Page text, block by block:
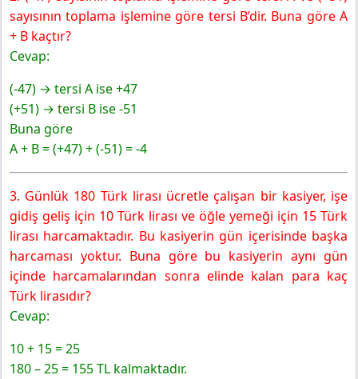
sayısının toplama işlemine göre tersi B’dir. Buna göre A
+ B kaçtır?
Cevap:
(-47) → tersi A ise +47
(+51) → tersi B ise -51
Buna göre
A + B = (+47) + (-51) = -4
3. Günlük 180 Türk lirası ücretle çalışan bir kasiyer, işe
gidiş geliş için 10 Türk lirası ve öğle yemeği için 15 Türk
lirası harcamaktadır. Bu kasiyerin gün içerisinde başka
harcaması yoktur. Buna göre bu kasiyerin aynı gün
içinde harcamalarından sonra elinde kalan para kaç
Türk lirasıdır?
Cevap:
10 + 15 = 25
180 – 25 = 155 TL kalmaktadır.